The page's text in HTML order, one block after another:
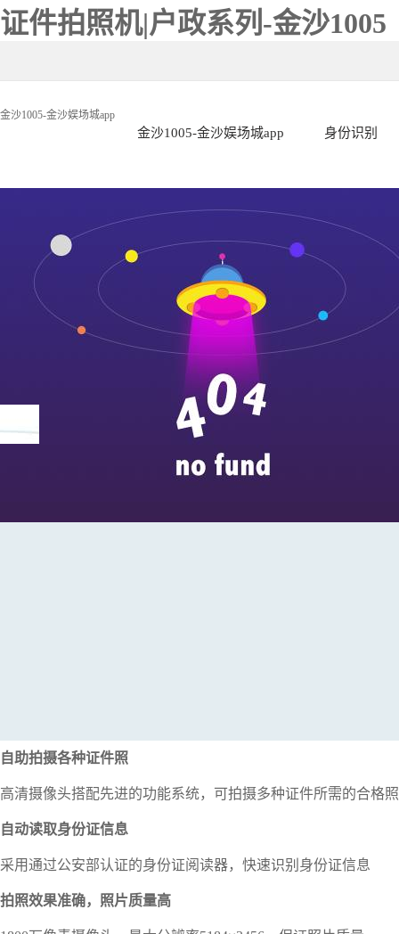
证件拍照机|户政系列-金沙1005
金沙1005-金沙娱场城app
金沙1005-金沙娱场城app 身份识别
自助拍摄各种证件照
高清摄像头搭配先进的功能系统，可拍摄多种证件所需的合格
自动读取身份证信息
采用通过公安部认证的身份证阅读器， 快速识别身份证信息
拍照效果准确，照片质量高